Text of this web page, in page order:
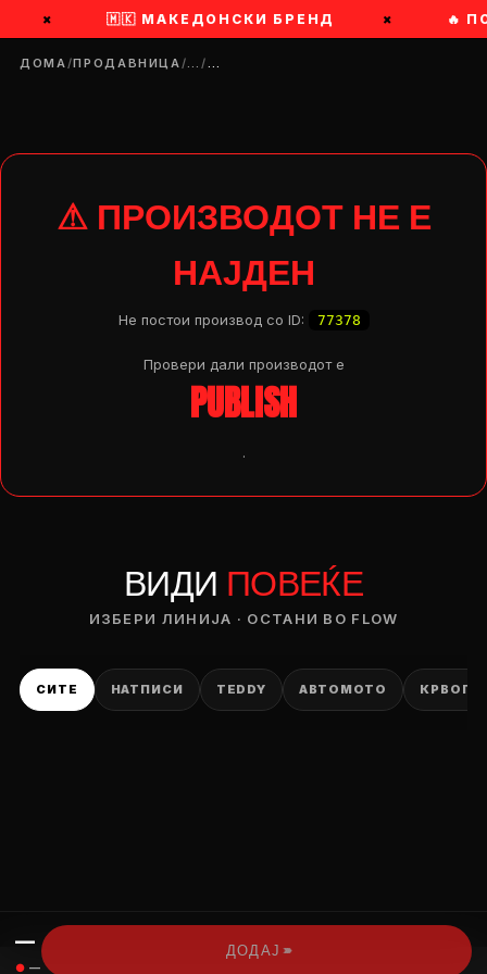
× 🇲🇰 МАКЕДОНСКИ БРЕНД × 🔥
ДОМА/ПРОДАВНИЦА/…/…
⚠ ПРОИЗВОДОТ НЕ Е
НАЈДЕН
Не постои производ со ID: 77378
Провери дали производот e
PUBLISH
.
ВИДИ ПОВЕЌЕ
ИЗБЕРИ ЛИНИЈА · ОСТАНИ ВО FLOW
СИТЕ НАТПИСИ TEDDY АВТОМОТО
—
● —
ДОДАЈ ›››